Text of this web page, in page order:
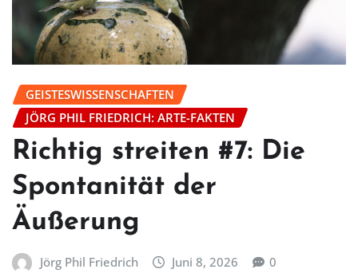
GEISTESWISSENSCHAFTEN
JÖRG PHIL FRIEDRICH: ARTE-FAKTEN
Richtig streiten #7: Die
Spontanität der
Äußerung
Jörg Phil Friedrich Juni 8, 2026 0